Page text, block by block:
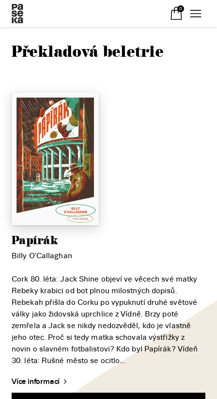
0
Překladová beletrie
Papírák
Billy O'Callaghan
Cork 80. léta: Jack Shine objeví ve věcech své matky
Rebeky krabici od bot plnou milostných dopisů.
Rebekah přišla do Corku po vypuknutí druhé světové
války jako židovská uprchlice z Vídně. Brzy poté
zemřela a Jack se nikdy nedozvěděl, kdo je vlastně
jeho otec. Proč si tedy matka schovala výstřižky z
novin o slavném fotbalistovi? Kdo byl Papírák? Vídeň
30. léta: Rušné město se ocitlo...
Více informací